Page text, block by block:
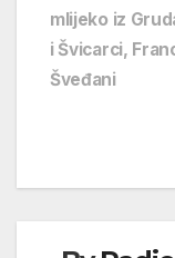
objava
mlijeko iz
i Švicarci,
Šveđani